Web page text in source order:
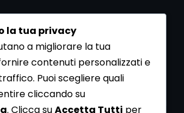
Rivista gratuita di archeologia realizzata
la tua privacy
a migliorare la tua
contenuti personalizzati e
Puoi scegliere quali
cliccando su
. Clicca suAccetta Tutti per